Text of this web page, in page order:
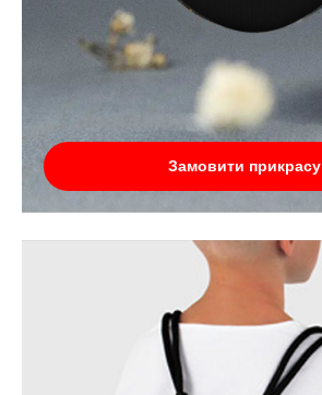
Замовити прикрасу